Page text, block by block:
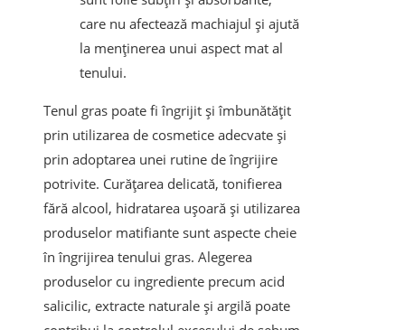
care nu afectează machiajul și ajută
la menținerea unui aspect mat al
tenului.
Tenul gras poate fi îngrijit și îmbunătățit
prin utilizarea de cosmetice adecvate și
prin adoptarea unei rutine de îngrijire
potrivite. Curățarea delicată, tonifierea
fără alcool, hidratarea ușoară și utilizarea
produselor matifiante sunt aspecte cheie
în îngrijirea tenului gras. Alegerea
produselor cu ingrediente precum acid
salicilic, extracte naturale și argilă poate